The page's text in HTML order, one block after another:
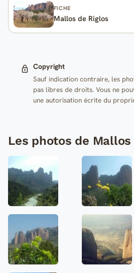
FICHE
Mallos de Riglos
Copyright
Sauf indication contraire, les
pas libres de droits. Vous ne
une autorisation écrite du
Les photos de Mallos